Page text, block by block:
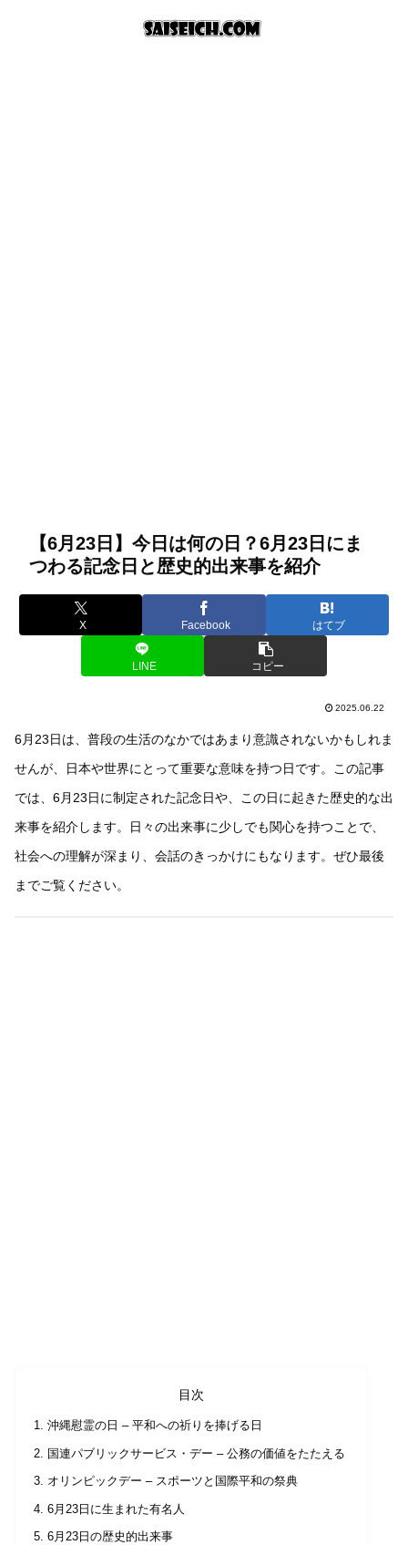
【6月23日】今日は何の日？6月23日にま
つわる記念日と歴史的出来事を紹介
X Facebook はてブ
LINE コピー
2025.06.22
6月23日は、普段の生活のなかではあまり意識されないかもしれま
せんが、日本や世界にとって重要な意味を持つ日です。この記事
では、6月23日に制定された記念日や、この日に起きた歴史的な出
来事を紹介します。日々の出来事に少しでも関心を持つことで、
社会への理解が深まり、会話のきっかけにもなります。ぜひ最後
までご覧ください。
目次
沖縄慰霊の日 – 平和への祈りを捧げる日
国連パブリックサービス・デー – 公務の価値をたたえる
オリンピックデー – スポーツと国際平和の祭典
6月23日に生まれた有名人
6月23日の歴史的出来事